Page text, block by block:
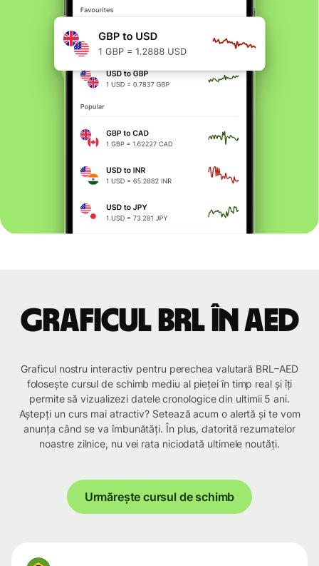
Graficul BRL în AED
Graficul nostru interactiv pentru perechea valutară BRL–AED
folosește cursul de schimb mediu al pieței în timp real și îți
permite să vizualizezi datele cronologice din ultimii 5 ani.
Aștepți un curs mai atractiv? Setează acum o alertă și te vom
anunța când se va îmbunătăți. În plus, datorită rezumatelor
noastre zilnice, nu vei rata niciodată ultimele noutăți.
Urmărește cursul de schimb